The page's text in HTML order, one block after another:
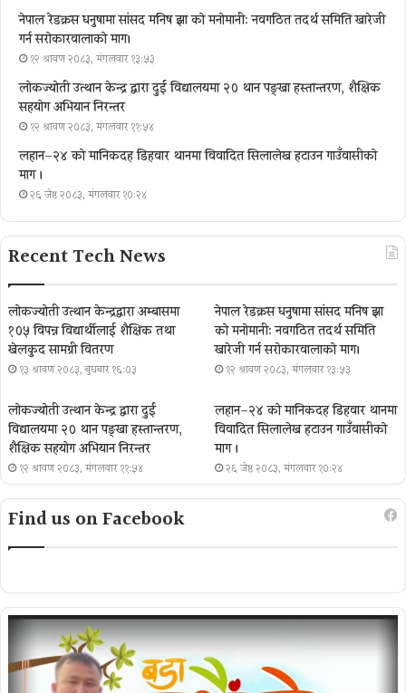
नेपाल रेडक्रस धनुषामा सांसद मनिष झा को मनोमानी: नवगठित तदर्थ समिति खारेजी
गर्न सरोकारवालाको माग।
१२ श्रावण २०८३, मंगलवार १३:५३
लोकज्योती उत्थान केन्द्र द्वारा दुई विद्यालयमा २० थान पङ्खा हस्तान्तरण, शैक्षिक
सहयोग अभियान निरन्तर
१२ श्रावण २०८३, मंगलवार ११:५४
लहान–२४ को मानिकदह डिहवार थानमा विवादित सिलालेख हटाउन गाउँवासीको
माग ।
२६ जेष्ठ २०८३, मंगलवार १०:२४
Recent Tech News
लोकज्योती उत्थान केन्द्रद्वारा अम्बासमा
१०५ विपन्न विद्यार्थीलाई शैक्षिक तथा
खेलकुद सामग्री वितरण
१३ श्रावण २०८३, बुधबार १६:०३
नेपाल रेडक्रस धनुषामा सांसद मनिष झा
को मनोमानी: नवगठित तदर्थ समिति
खारेजी गर्न सरोकारवालाको माग।
१२ श्रावण २०८३, मंगलवार १३:५३
लोकज्योती उत्थान केन्द्र द्वारा दुई
विद्यालयमा २० थान पङ्खा हस्तान्तरण,
शैक्षिक सहयोग अभियान निरन्तर
१२ श्रावण २०८३, मंगलवार ११:५४
लहान–२४ को मानिकदह डिहवार थानमा
विवादित सिलालेख हटाउन गाउँवासीको
माग ।
२६ जेष्ठ २०८३, मंगलवार १०:२४
Find us on Facebook